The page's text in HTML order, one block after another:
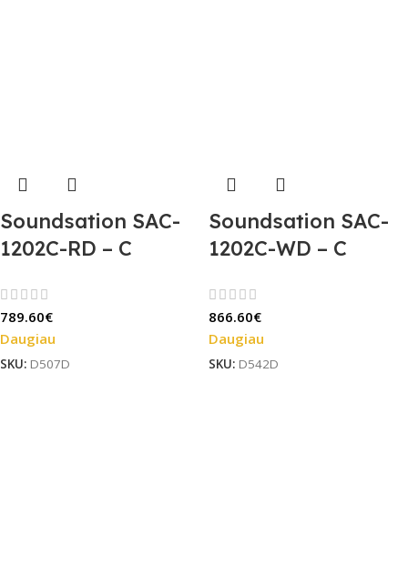
Soundsation SAC-
1202C-RD – C
akordeonas 12
mygtukų
789.60€
Daugiau
SKU: D507D
Soundsation SAC-
1202C-WD – C
akordeonas
natūralaus medžio
866.60€
Daugiau
SKU: D542D